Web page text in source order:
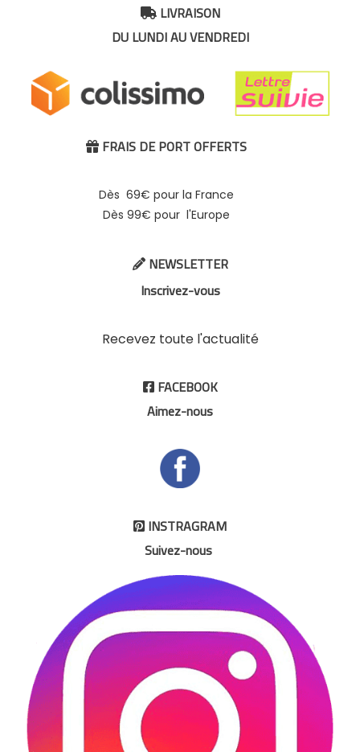
LIVRAISON
DU LUNDI AU VENDREDI
 FRAIS DE PORT OFFERTS
Dès 69€ pour la France
Dès 99€ pour l'Europe
NEWSLETTER
Inscrivez-vous
Recevez toute l'actualité
FACEBOOK
Aimez-nous
 INSTRAGRAM
Suivez-nous